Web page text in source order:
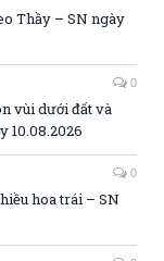
Thầy – SN ngày
0
vùi dưới đất và
10.08.2026
0
hoa trái – SN